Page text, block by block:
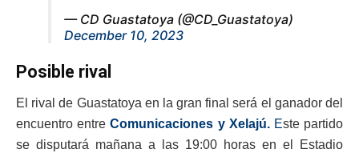
— CD Guastatoya (@CD_Guastatoya)
December 10, 2023
Posible rival
El rival de Guastatoya en la gran final será el ganador del
encuentro entreComunicaciones y Xelajú.Este partido
se disputará mañana a las 19:00 horas en el Estadio